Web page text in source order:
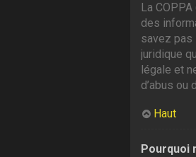
La
des
savez pas
juridique
légale et
d’abus ou
Haut
Pourquoi